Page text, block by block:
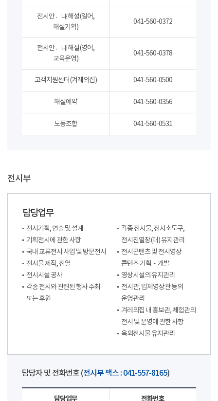
전시안내〮해설(일어,
해설기획)
041-560-0372
전시안내〮해설(영어,
교육운영)
041-560-0378
고객지원센터(겨레의집) 041-560-0500
해설예약 041-560-0356
노동조합 041-560-0531
전시부
담당업무
전시기획, 연출 및 설계
기획전시에 관한 사항
국내 교류전시 사업 및 방문전시
전시물 제작, 진열
전시시설 공사
각종 전시와 관련된 행사 주최
또는 후원
각종 전시물, 전시소도구,
전시진열장(대) 유지관리
전시콘텐츠 및 전시영상
콘텐츠 기획‧개발
영상시설의 유지관리
전시관, 입체영상관 등의
운영관리
겨레의집 내 홍보관, 체험관의
전시 및 운영에 관한 사항
옥외전시물 유지관리
담당자 및 전화번호 (전시부 팩스 : 041-557-8165)
담당업무 전화번호